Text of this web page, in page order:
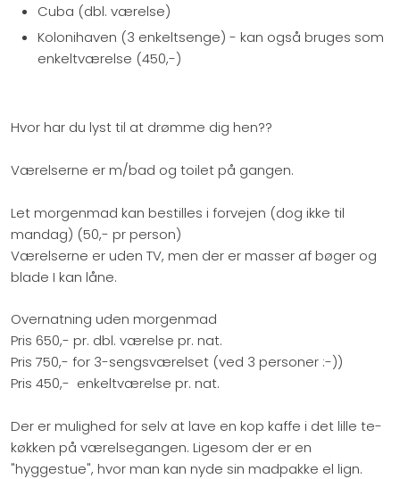
Cuba (dbl. værelse)
Kolonihaven (3 enkeltsenge) - kan også bruges som
enkeltværelse (450,-)
Hvor har du lyst til at drømme dig hen??
Værelserne er m/bad og toilet på gangen.
Let morgenmad kan bestilles i forvejen (dog ikke til
mandag) (50,- pr person)
Værelserne er uden TV, men der er masser af bøger og
blade I kan låne.
Overnatning uden morgenmad
Pris 650,- pr. dbl. værelse pr. nat.
Pris 750,- for 3-sengsværelset (ved 3 personer :-))
Pris 450,- enkeltværelse pr. nat.
Der er mulighed for selv at lave en kop kaffe i det lille te-
køkken på værelsegangen. Ligesom der er en
"hyggestue", hvor man kan nyde sin madpakke el lign.